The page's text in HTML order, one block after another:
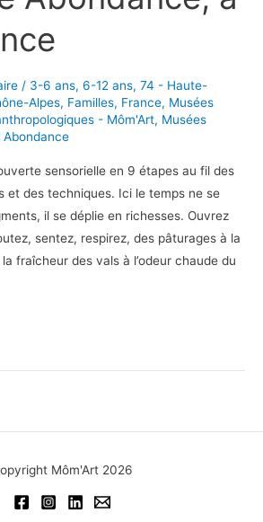
/ 3-6 ans, 6-12 ans, 74 - Haute-
Alpes, Familles, France, Musées
- Môm'Art, Musées
sensorielle en 9 étapes au fil des
et des techniques. Ici le temps ne se
il se déplie en richesses. Ouvrez
sentez, respirez, des pâturages à la
fraîcheur des vals à l’odeur chaude du
Môm'Art 2026